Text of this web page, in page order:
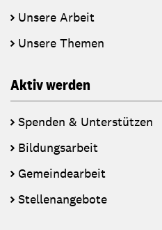
Unsere Arbeit
Unsere Themen
Aktiv werden
Spenden & Unterstützen
Bildungsarbeit
Gemeindearbeit
Stellenangebote